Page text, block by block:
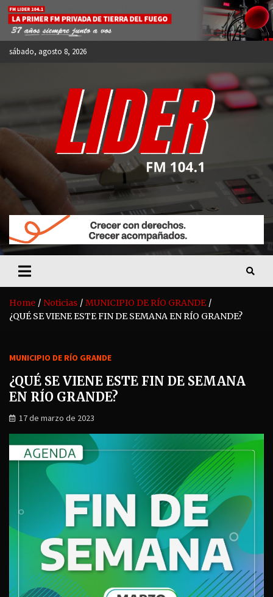
Skip
content
sábado, agosto 8, 2026
FM LIDER 104.1
Home Noticias
MUNICIPIO DE RÍO GRANDE
¿QUÉ SE VIENE ESTE FIN DE SEMANA EN RÍO GRANDE?
MUNICIPIO DE RÍO GRANDE
¿QUÉ SE VIENE ESTE FIN DE SEMANA
EN RÍO GRANDE?
17 de marzo de 2023